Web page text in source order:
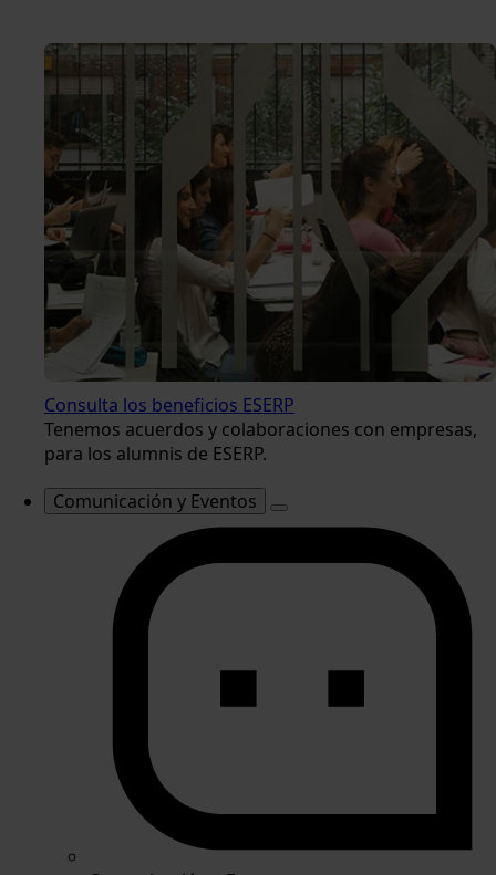
Consulta los beneficios ESERP
Tenemos acuerdos y colaboraciones con empresas,
para los alumnis de ESERP.
Comunicación y Eventos